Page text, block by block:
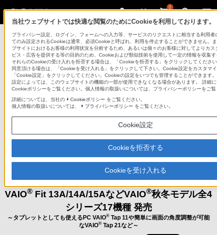
0
プレスリリース一覧 > プレスリリース
プレスリリース
プレスリリース一覧に戻る
2013年10月8日
2013年11月6日改訂
ノートPCとして妥協のない性能を備え、使用シー
ンにあわせて形状を変える
VAIO® Fit 13A/14A/15AなどVAIO®秋冬モデル全4
シリーズ17機種 発売
～タブレットとしても使えるPC VAIO® Tap 11や簡単に画面の角度調整が可能
なVAIO®Tap 21など～
当社ウェブサイトでは快適な閲覧のためにCookieを利用しております。
プライバシー設定、ログイン、フォームへの入力等、サービスのリクエストに相当する利用者
てのみ設定されるCookieは通常、必須Cookieと呼ばれ、利用を停止することができません。
ブサイトにおけるお客様の利用状況を分析するため、あるいは個々のお客様に対してよりカス
ビス・広告を提供する等の目的のため、Cookieおよび類似技術を使用して一定の情報を収集
それらのCookieの受け入れを拒否する場合は、「Cookieを拒否する」をクリックしてくださ
同意頂ける場合は、「Cookieを受け入れる」をクリックして下さい。Cookie設定をカスタマ
「Cookie設定」をクリックしてください。Cookieの設定をいつでも管理することができます
設定によっては、このウェブサイトの機能の一部が使用できなくなる場合があります。 詳細
Cookieポリシーをご覧ください。個人情報の取扱いについては、プライバシーポリシーをご覧
詳細については、当社の
Cookieポリシー をご覧ください。
個人情報の取扱いについては、
プライバシーポリシー をご覧ください。
Cookie設定
Cookieを拒否する
Cookieを受け入れる